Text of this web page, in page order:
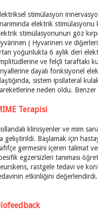
stimülasyon
elektrik
stimülasyonunun göz
( Hyvarinen ve
yoğunlukta 6 aylık deri
ve felçli taraftaki
dayalı fonksiyonel
sistem ipsilateral
neden oldu.
Terapisi
klinisyenler ve mim
geliştirildi. Başlamak için
germesini içeren talimat
egzersizleri tanıması
rastgele tedavi ve
etkinliğini